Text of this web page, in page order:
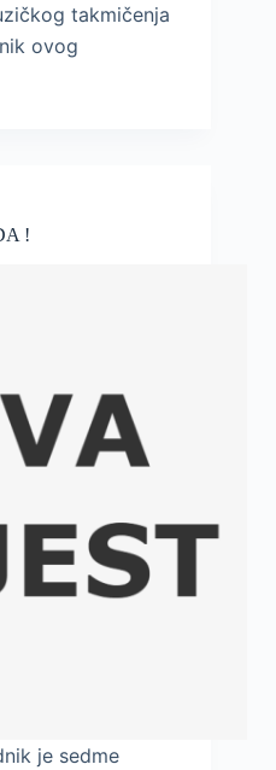
takmičenja
ovog
!
je sedme